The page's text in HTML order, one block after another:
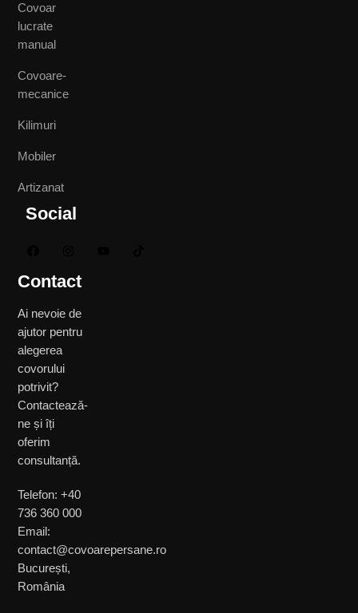
Covoar
lucrate
manual
Covoare-
mecanice
Kilimuri
Mobiler
Artizanat
Social
Contact
Ai nevoie de
ajutor pentru
alegerea
covorului
potrivit?
Contactează-
ne și îți
oferim
consultanță.
Telefon: +40
736 360 000
Email:
contact@covoarepersane.ro
București,
România